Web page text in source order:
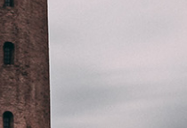
Implantologe
Endodontologe
Kinderzahnarzt
Parodontologe